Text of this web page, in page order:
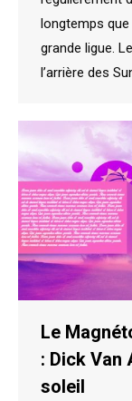
longtemps
grande ligue.
l’arrière des
Le
: Dick Van
soleil